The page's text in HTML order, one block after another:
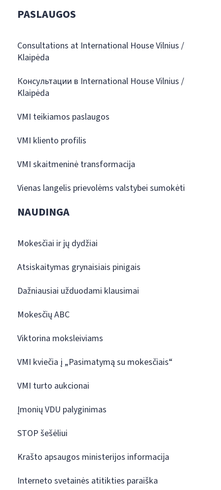
PASLAUGOS
Consultations at International House Vilnius /
Klaipėda
Консультации в International House Vilnius /
Klaipėda
VMI teikiamos paslaugos
VMI kliento profilis
VMI skaitmeninė transformacija
Vienas langelis prievolėms valstybei sumokėti
NAUDINGA
Mokesčiai ir jų dydžiai
Atsiskaitymas grynaisiais pinigais
Dažniausiai užduodami klausimai
Mokesčių ABC
Viktorina moksleiviams
VMI kviečia į „Pasimatymą su mokesčiais“
VMI turto aukcionai
Įmonių VDU palyginimas
STOP šešėliui
Krašto apsaugos ministerijos informacija
Interneto svetainės atitikties paraiška